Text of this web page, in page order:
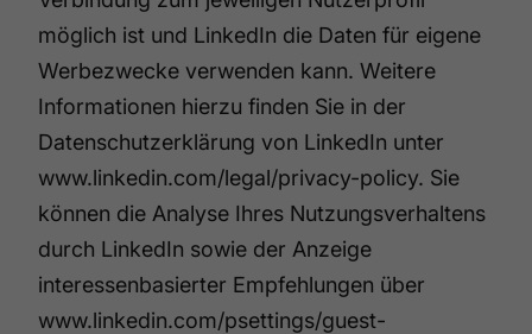
möglich ist und LinkedIn die Daten für eigene
Werbezwecke verwenden kann. Weitere
Informationen hierzu finden Sie in der
Datenschutzerklärung von LinkedIn unter
www.linkedin.com/legal/privacy-policy. Sie
können die Analyse Ihres Nutzungsverhaltens
durch LinkedIn sowie der Anzeige
interessenbasierter Empfehlungen über
www.linkedin.com/psettings/guest-